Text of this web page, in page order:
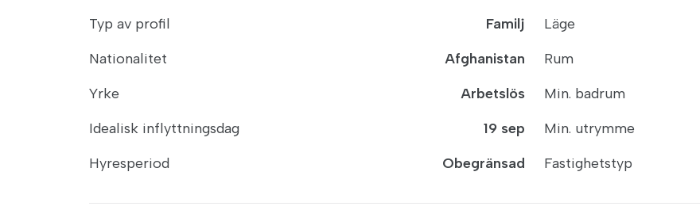
Typ av profil
Familj
Nationalitet
Afghanistan
Yrke
Arbetslös
Idealisk inflyttningsdag
19 sep
Hyresperiod
Obegränsad
Läge
Rum
Min. badrum
Min. utrymme
Fastighetstyp